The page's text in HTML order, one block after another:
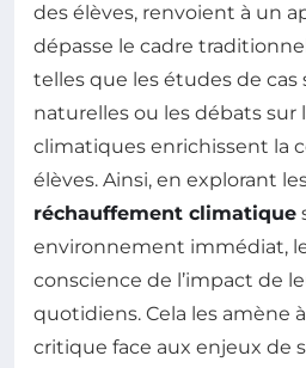
des élèves, renvoient à un
dépasse le cadre
telles que les études de cas
naturelles ou les débats sur
climatiques enrichissent la
élèves. Ainsi, en explorant
réchauffement climatique
environnement immédiat,
conscience de l’impact de
quotidiens. Cela les amène
critique face aux enjeux de